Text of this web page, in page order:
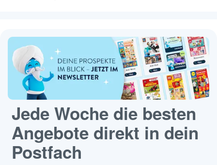
Jede Woche die besten
Angebote direkt in dein
Postfach